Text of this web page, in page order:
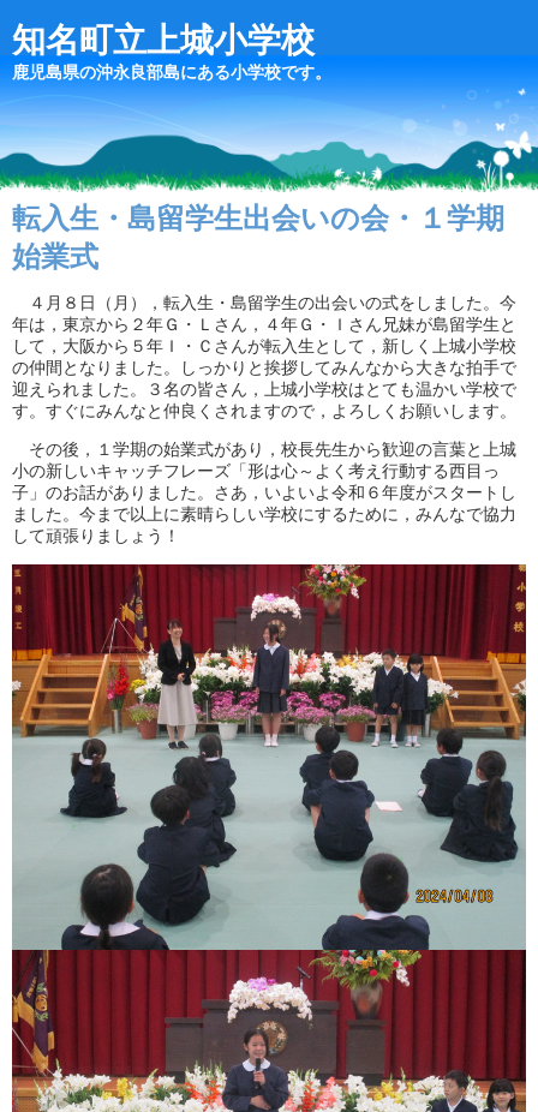
知名町立上城小学校
鹿児島県の沖永良部島にある小学校です。
転入生・島留学生出会いの会・１学期
始業式
４月８日（月），転入生・島留学生の出会いの式をしました。今
年は，東京から２年Ｇ・Ｌさん，４年Ｇ・Ｉさん兄妹が島留学生と
して，大阪から５年Ｉ・Ｃさんが転入生として，新しく上城小学校
の仲間となりました。しっかりと挨拶してみんなから大きな拍手で
迎えられました。３名の皆さん，上城小学校はとても温かい学校で
す。すぐにみんなと仲良くされますので，よろしくお願いします。
その後，１学期の始業式があり，校長先生から歓迎の言葉と上城
小の新しいキャッチフレーズ「形は心～よく考え行動する西目っ
子」のお話がありました。さあ，いよいよ令和６年度がスタートし
ました。今まで以上に素晴らしい学校にするために，みんなで協力
して頑張りましょう！